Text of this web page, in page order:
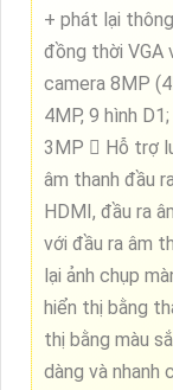
+ phát lại
đồng thời VGA
camera 8MP
4MP, 9 hình
3MP  Hỗ trợ
âm thanh đầu
HDMI, đầu ra
với đầu ra âm
lại ảnh chụp
hiển thị bằng
thị bằng màu
dàng và nhanh